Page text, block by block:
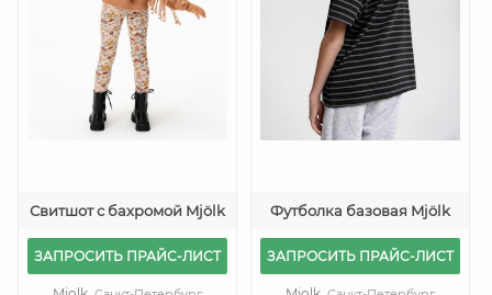
Свитшот с бахромой Mjölk
ЗАПРОСИТЬ ПРАЙС-ЛИСТ
Футболка базовая Mjölk
ЗАПРОСИТЬ ПРАЙС-ЛИСТ